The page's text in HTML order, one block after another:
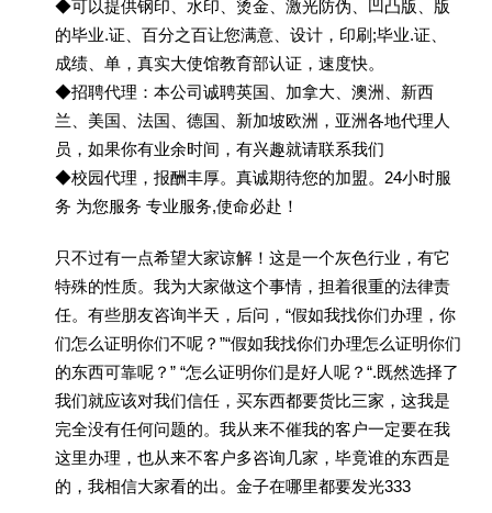
◆可以提供钢印、水印、烫金、激光防伪、凹凸版、版
的毕业.证、百分之百让您满意、设计，印刷;毕业.证、
成绩、单，真实大使馆教育部认证，速度快。
◆招聘代理：本公司诚聘英国、加拿大、澳洲、新西
兰、美国、法国、德国、新加坡欧洲，亚洲各地代理人
员，如果你有业余时间，有兴趣就请联系我们
◆校园代理，报酬丰厚。真诚期待您的加盟。24小时服
务 为您服务 专业服务,使命必赴！
只不过有一点希望大家谅解！这是一个灰色行业，有它
特殊的性质。我为大家做这个事情，担着很重的法律责
任。有些朋友咨询半天，后问，“假如我找你们办理，你
们怎么证明你们不呢？”“假如我找你们办理怎么证明你们
的东西可靠呢？” “怎么证明你们是好人呢？“.既然选择了
我们就应该对我们信任，买东西都要货比三家，这我是
完全没有任何问题的。我从来不催我的客户一定要在我
这里办理，也从来不客户多咨询几家，毕竟谁的东西是
的，我相信大家看的出。金子在哪里都要发光333